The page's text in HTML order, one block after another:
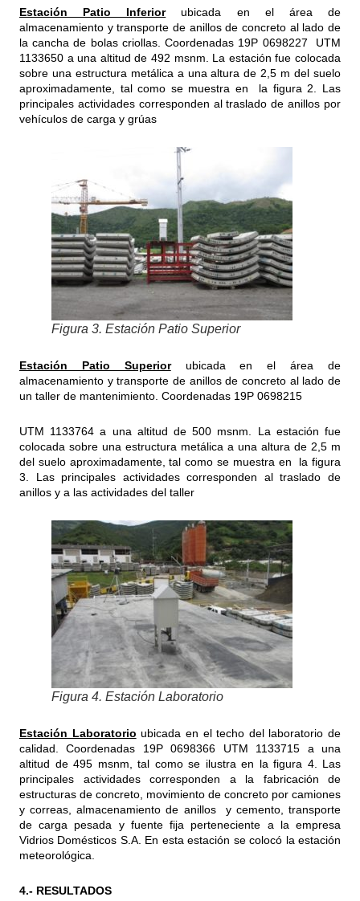
Estación Patio Inferiorubicada en el área de
almacenamiento y transporte de anillos de concreto al lado de
la cancha de bolas criollas. Coordenadas 19P 0698227 UTM
1133650 a una altitud de 492 msnm. La estación fue colocada
sobre una estructura metálica a una altura de 2,5 m del suelo
aproximadamente, tal como se muestra en la figura 2. Las
principales actividades corresponden al traslado de anillos por
vehículos de carga y grúas
Figura 3. Estación Patio Superior
Estación Patio Superiorubicada en el área de
almacenamiento y transporte de anillos de concreto al lado de
un taller de mantenimiento. Coordenadas 19P 0698215
UTM 1133764 a una altitud de 500 msnm. La estación fue
colocada sobre una estructura metálica a una altura de 2,5 m
del suelo aproximadamente, tal como se muestra en la figura
3. Las principales actividades corresponden al traslado de
anillos y a las actividades del taller
Figura 4. Estación Laboratorio
Estación Laboratorio ubicada en el techo del laboratorio de
calidad. Coordenadas 19P 0698366 UTM 1133715 a una
altitud de 495 msnm, tal como se ilustra en la figura 4. Las
principales actividades corresponden a la fabricación de
estructuras de concreto, movimiento de concreto por camiones
y correas, almacenamiento de anillos y cemento, transporte
de carga pesada y fuente fija perteneciente a la empresa
Vidrios Domésticos S.A. En esta estación se colocó la estación
meteorológica.
4.- RESULTADOS